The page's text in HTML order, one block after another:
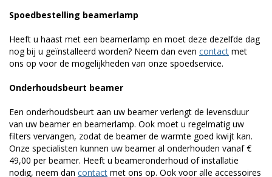
Spoedbestelling beamerlamp
Heeft u haast met een beamerlamp en moet deze dezelfde dag
nog bij u geïnstalleerd worden? Neem dan even contact met
ons op voor de mogelijkheden van onze spoedservice.
Onderhoudsbeurt beamer
Een onderhoudsbeurt aan uw beamer verlengt de levensduur
van uw beamer en beamerlamp. Ook moet u regelmatig uw
filters vervangen, zodat de beamer de warmte goed kwijt kan.
Onze specialisten kunnen uw beamer al onderhouden vanaf €
49,00 per beamer. Heeft u beameronderhoud of installatie
nodig, neem dan contact met ons op. Ook voor alle accessoires